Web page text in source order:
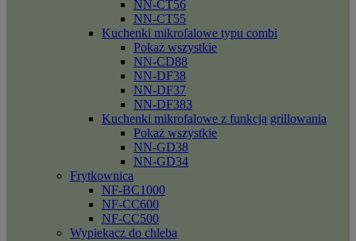
NN-CT56
NN-CT55
Kuchenki mikrofalowe typu combi
Pokaż wszystkie
NN-CD88
NN-DF38
NN-DF37
NN-DF383
Kuchenki mikrofalowe z funkcją grillowania
Pokaż wszystkie
NN-GD38
NN-GD34
Frytkownica
NF-BC1000
NF-CC600
NF-CC500
Wypiekacz do chleba